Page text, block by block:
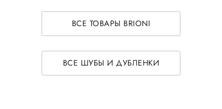
ВСЕ ТОВАРЫ BRIONI
ВСЕ ШУБЫ И ДУБЛЕНКИ